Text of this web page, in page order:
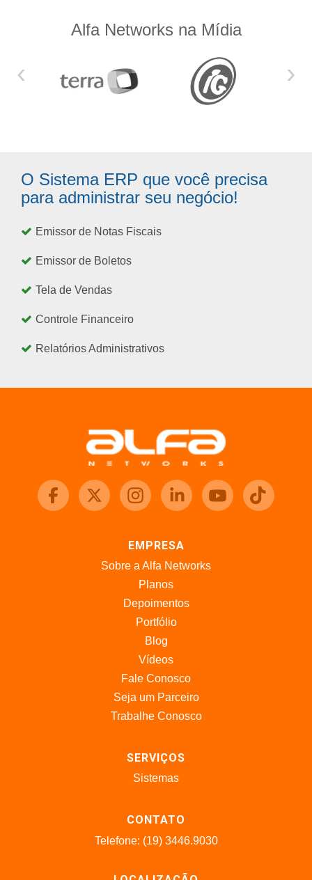
Alfa Networks na Mídia
‹ ›
O Sistema ERP que você precisa
para administrar seu negócio!
Emissor de Notas Fiscais
Emissor de Boletos
Tela de Vendas
Controle Financeiro
Relatórios Administrativos
EMPRESA
Sobre a Alfa Networks
Planos
Depoimentos
Portfólio
Blog
Vídeos
Fale Conosco
Seja um Parceiro
Trabalhe Conosco
SERVIÇOS
Sistemas
CONTATO
Telefone: (19) 3446.9030